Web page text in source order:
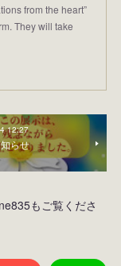
from the heart”
They will take
12:27
らせ
もご覧くださ